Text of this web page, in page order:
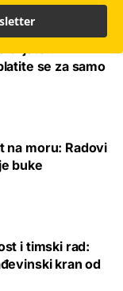
se za samo
na moru: Radovi
buke
i timski rad:
kran od